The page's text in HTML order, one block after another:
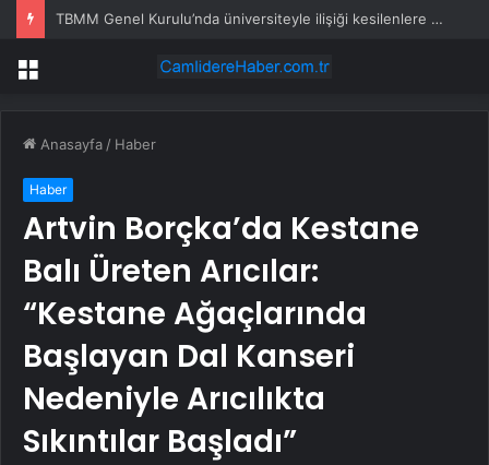
TBMM Genel Kurulu’nda üniversiteyle ilişiği kesilenlere dönüş hakkı sağlayan “öğrenci affı” maddesi kabul edildi
Menü
Anasayfa / Haber
Haber
Artvin Borçka’da Kestane
Balı Üreten Arıcılar:
“Kestane Ağaçlarında
Başlayan Dal Kanseri
Nedeniyle Arıcılıkta
Sıkıntılar Başladı”